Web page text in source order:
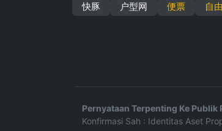
快豚 户型网 便票 自
Pernyataan Terpenting Ke Publik
Konfirmasi Sah : Identitas Aset